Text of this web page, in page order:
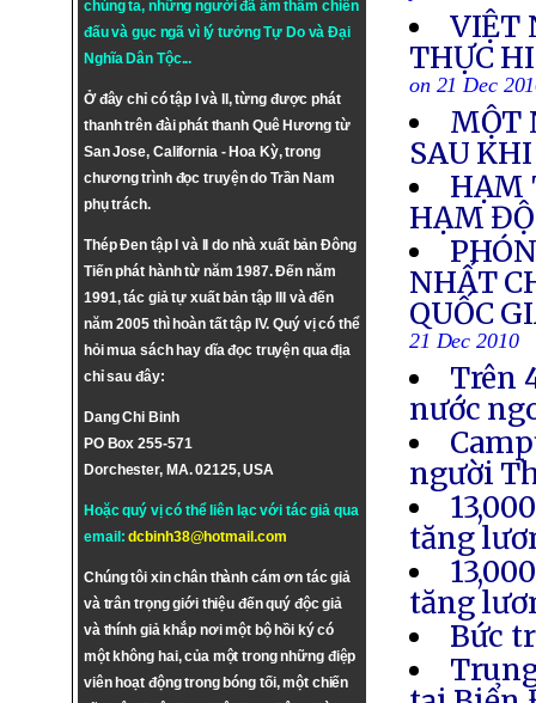
chúng ta, những người đã âm thầm chiến
đấu và gục ngã vì lý tưởngTự DovàĐại
Nghĩa Dân Tộc...
Ở đây chỉ có tập I và II, từng được phát
thanh trên đài phát thanh Quê Hương từ
San Jose, California - Hoa Kỳ, trong
chương trình đọc truyện do Trần Nam
phụ trách.
Thép Đen tập I và II do nhà xuất bản Đông
Tiến phát hành từ năm 1987. Đến năm
1991, tác giả tự xuất bản tập III và đến
năm 2005 thì hoàn tất tập IV. Quý vị có thể
hỏi mua sách hay dĩa đọc truyện qua địa
chỉ sau đây:
Dang Chi Binh
PO Box 255-571
Dorchester, MA. 02125, USA
Hoặc quý vị có thể liên lạc với tác giả qua
email:dcbinh38@hotmail.com
Chúng tôi xin chân thành cám ơn tác giả
và trân trọng giới thiệu đến quý độc giả
và thính giả khắp nơi một bộ hồi ký có
một không hai, của một trong những điệp
viên hoạt động trong bóng tối, một chiến
VIỆT
THỰC
on 21 Dec
MỘT
SAU
HẠM
HẠM
NHẤT
QUỐC
21 Dec 2010
Trên
nước
người
tăng
tăng
Bức